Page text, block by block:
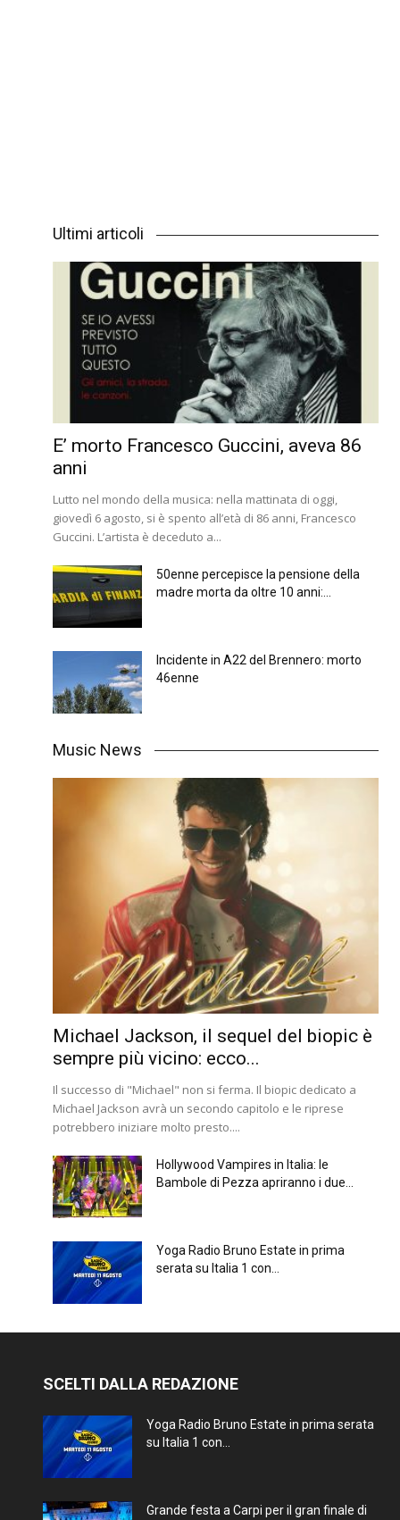
Ultimi articoli
E’ morto Francesco Guccini, aveva 86
anni
Lutto nel mondo della musica: nella mattinata di oggi,
giovedì 6 agosto, si è spento all’età di 86 anni, Francesco
Guccini. L’artista è deceduto a...
50enne percepisce la pensione della
madre morta da oltre 10 anni:...
Incidente in A22 del Brennero: morto
46enne
Music News
Michael Jackson, il sequel del biopic è
sempre più vicino: ecco...
Il successo di "Michael" non si ferma. Il biopic dedicato a
Michael Jackson avrà un secondo capitolo e le riprese
potrebbero iniziare molto presto....
Hollywood Vampires in Italia: le
Bambole di Pezza apriranno i due...
Yoga Radio Bruno Estate in prima
serata su Italia 1 con...
SCELTI DALLA REDAZIONE
Yoga Radio Bruno Estate in prima serata
su Italia 1 con...
Grande festa a Carpi per il gran finale di